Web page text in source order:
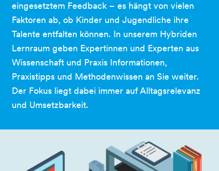
eingesetztem Feedback – es hängt von vielen
Faktoren ab, ob Kinder und Jugendliche ihre
Talente entfalten können. In unserem Hybriden
Lernraum geben Expertinnen und Experten aus
Wissenschaft und Praxis Informationen,
Praxistipps und Methodenwissen an Sie weiter.
Der Fokus liegt dabei immer auf Alltagsrelevanz
und Umsetzbarkeit.